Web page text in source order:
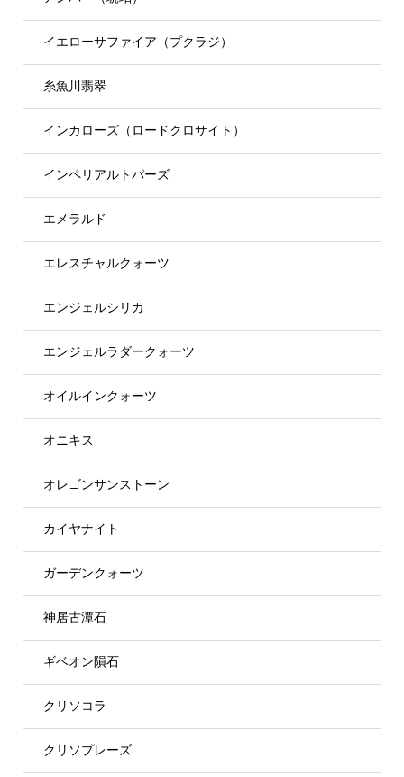
イエローサファイア（プクラジ）
糸魚川翡翠
インカローズ（ロードクロサイト）
インペリアルトパーズ
エメラルド
エレスチャルクォーツ
エンジェルシリカ
エンジェルラダークォーツ
オイルインクォーツ
オニキス
オレゴンサンストーン
カイヤナイト
ガーデンクォーツ
神居古潭石
ギベオン隕石
クリソコラ
クリソプレーズ